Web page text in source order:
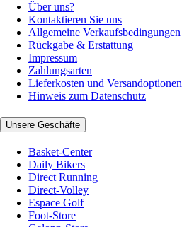
Über uns?
Kontaktieren Sie uns
Allgemeine Verkaufsbedingungen
Rückgabe & Erstattung
Impressum
Zahlungsarten
Lieferkosten und Versandoptionen
Hinweis zum Datenschutz
Unsere Geschäfte
Basket-Center
Daily Bikers
Direct Running
Direct-Volley
Espace Golf
Foot-Store